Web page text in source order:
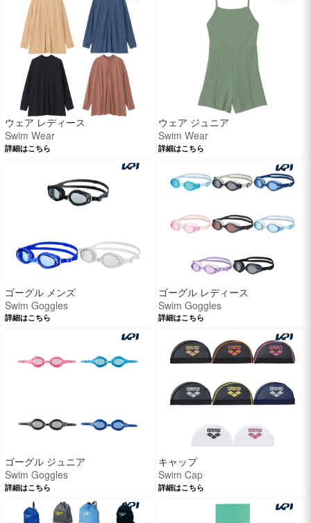
ウェア レディース
Swim Wear
詳細はこちら
ウェア ジュニア
Swim Wear
詳細はこちら
ゴーグル メンズ
Swim Goggles
詳細はこちら
ゴーグル レディース
Swim Goggles
詳細はこちら
ゴーグル ジュニア
Swim Goggles
詳細はこちら
キャップ
Swim Cap
詳細はこちら